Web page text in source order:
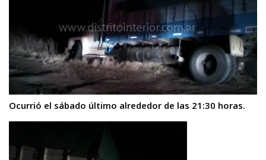
Ocurrió el sábado último alrededor de las 21:30 horas.